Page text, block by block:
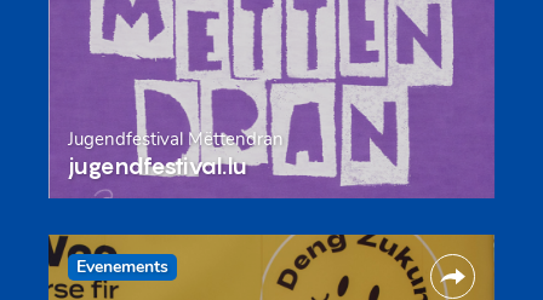
Jugendfestival Mëttendran
jugendfestival.lu
Evenements